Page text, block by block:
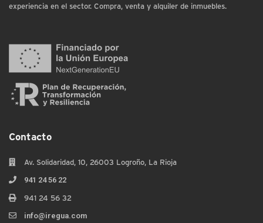
experiencia en el sector. Compra, venta y alquiler de inmuebles.
Contacto
Av. Solidaridad, 10, 26003 Logroño, La Rioja
941 24 56 22
941 24 56 32
info@iregua.com